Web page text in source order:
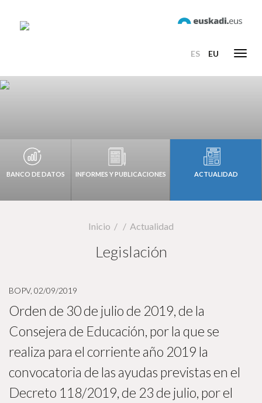
ES EU
BANCO DE DATOS INFORMES Y PUBLICACIONES ACTUALIDAD
Inicio Actualidad
Legislación
BOPV, 02/09/2019
Orden de 30 de julio de 2019, de la
Consejera de Educación, por la que se
realiza para el corriente año 2019 la
convocatoria de las ayudas previstas en el
Decreto 118/2019, de 23 de julio, por el